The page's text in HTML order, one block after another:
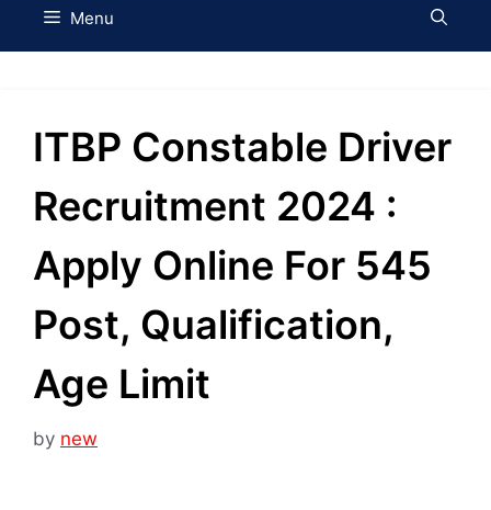
Menu
ITBP Constable Driver
Recruitment 2024 :
Apply Online For 545
Post, Qualification,
Age Limit
by new